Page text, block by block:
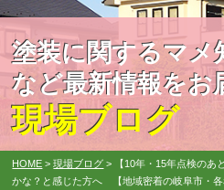
塗装に関するマメ
など最新情報をお
現場ブログ
HOME >現場ブログ >
【10年・15年点検の
かな？と感じた方へ 【地域密着の岐阜市・